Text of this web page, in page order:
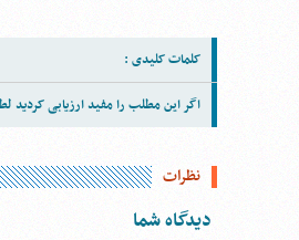
کلمات کلیدی :
اگر این مطلب را مفید ارزیابی کردید
نظرات
دیدگاه شما